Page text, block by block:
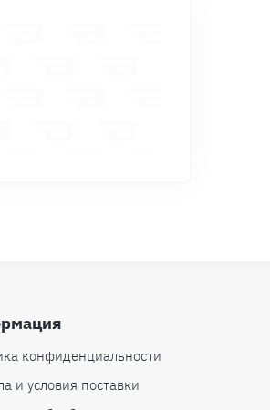
конфиденциальности
и условия поставки